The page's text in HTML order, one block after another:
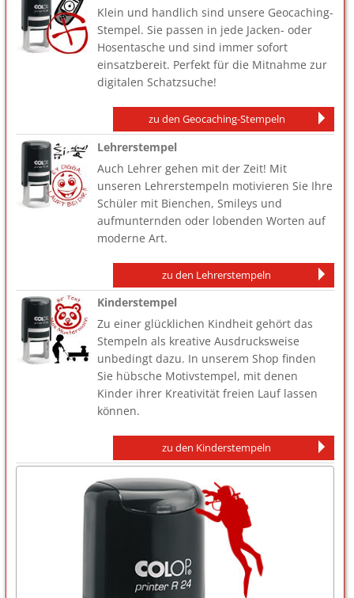
Klein und handlich sind unsere Geocaching-
Stempel. Sie passen in jede Jacken- oder
Hosentasche und sind immer sofort
einsatzbereit. Perfekt für die Mitnahme zur
digitalen Schatzsuche!
zu den Geocaching-Stempeln
Lehrerstempel
Auch Lehrer gehen mit der Zeit! Mit
unseren Lehrerstempeln motivieren Sie Ihre
Schüler mit Bienchen, Smileys und
aufmunternden oder lobenden Worten auf
moderne Art.
zu den Lehrerstempeln
Kinderstempel
Zu einer glücklichen Kindheit gehört das
Stempeln als kreative Ausdrucksweise
unbedingt dazu. In unserem Shop finden
Sie hübsche Motivstempel, mit denen
Kinder ihrer Kreativität freien Lauf lassen
können.
zu den Kinderstempeln